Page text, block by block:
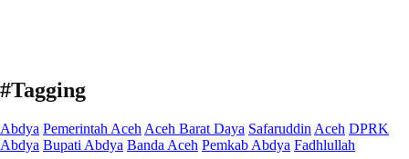
#Tagging
Abdya Pemerintah Aceh Aceh Barat Daya Safaruddin Aceh DPRK
Abdya Bupati Abdya Banda Aceh Pemkab Abdya Fadhlullah